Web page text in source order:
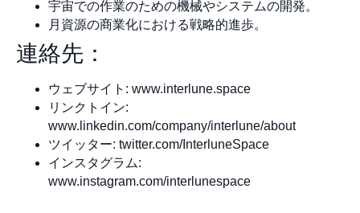
宇宙での作業のための機械やシステムの開発。
月資源の商業化における戦略的進歩。
連絡先：
ウェブサイト: www.interlune.space
リンクトイン:
www.linkedin.com/company/interlune/about
ツイッター: twitter.com/InterluneSpace
インスタグラム:
www.instagram.com/interlunespace